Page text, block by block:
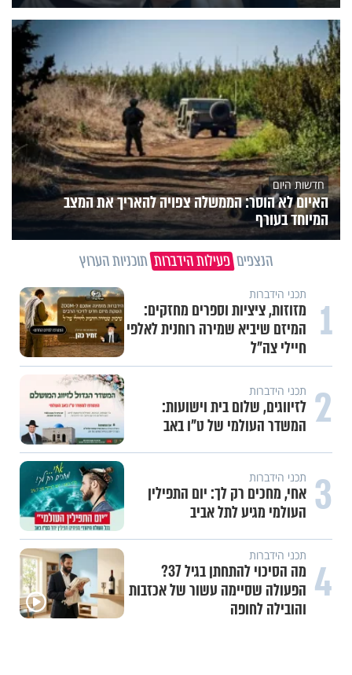
חדשות היום
האיום לא הוסר: הממשלה צפויה להאריך את המצב
המיוחד בעורף
הנצפים פעילות הידברות תוכניות הערוץ
1 תכני הידברות
מזוזות, ציציות וספרים מחזקים:
המיזם שיביא שמירה רוחנית לאלפי
חיילי צה"ל
2 תכני הידברות
לזיווגים, שלום בית וישועות:
המשדר העולמי של ט"ו באב
3 תכני הידברות
אחי, מחכים רק לך: יום התפילין
העולמי מגיע לתל אביב
4 תכני הידברות
מה הסיכוי להתחתן בגיל 37?
הפעולה שסיימה עשור של אכזבות
והובילה לחופה